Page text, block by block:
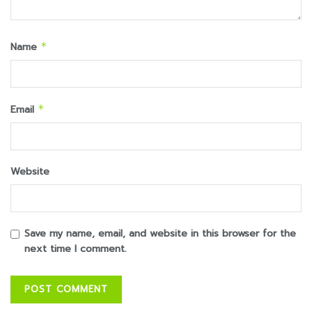
Name *
Email *
Website
Save my name, email, and website in this browser for the
next time I comment.